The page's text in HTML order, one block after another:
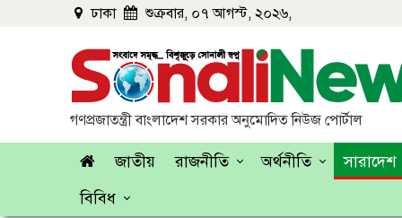
ঢাকা শুক্রবার, ০৭ আগস্ট, ২০২৬,
গণপ্রজাতন্ত্রী বাংলাদেশ সরকার অনুমোদিত নিউজ পোর্টাল
জাতীয় রাজনীতি অর্থনীতি সারাদেশ
বিবিধ